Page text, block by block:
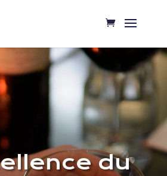
du